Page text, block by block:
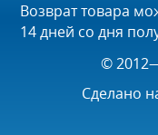
Возврат товара
14 дней со дня
©
Сделано